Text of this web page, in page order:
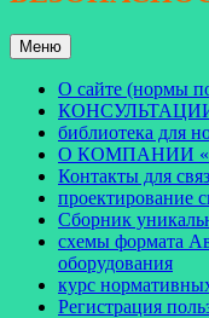
Меню
О сайте (нормы
библиотека для
О КОМПАНИИ
Контакты для
проектирование
Сборник
схемы формата
оборудования
курс
Регистрация